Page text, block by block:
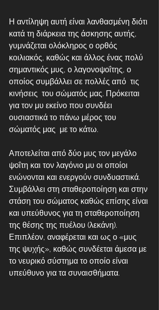
Η αντίληψη αυτή είναι λανθασμένη διότι
κατά τη διάρκεια της άσκησης αυτής,
γυμνάζεται ολόκληρος ο ορθός
κοιλιακός, καθώς και άλλος ένας πολύ
σημαντικός μυς, ο λαγονοψοΐτης, ο
οποίος συμβάλλει σε πολλές από  τις
κινήσεις  του σώματός μας. Πρόκειται
για τον μυ εκείνο που συνδέει
ουσιαστικά το πάνω μέρος του
σώματός μας  με το κάτω.
Αποτελείται από δύο μυς τον μεγάλο
ψοΐτη και τον λαγόνιο μυ οι οποίοι
ενώνονται και ενεργούν συνδυαστικά.
Συμβάλλει στη σταθεροποίηση και στην
στάση του σώματος καθώς επίσης είναι
και υπεύθυνος για τη σταθεροποίηση
της θέσης της πυέλου (λεκάνη).
Επιπλέον, αναφέρεται και ως ο «μυς
της ψυχής», καθώς συνδέεται άμεσα με
το νευρικό σύστημα το οποίο είναι
υπεύθυνο για τα συναισθήματα.